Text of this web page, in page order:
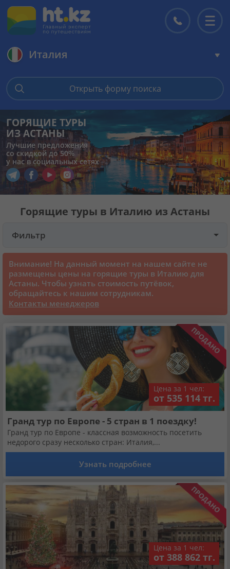
Горящие туры
Цены на туры
Страны
Туры
Круизы
Статьи
70070 отзывов наших туристов
Сертификаты
О нас
Для бизнеса
Контакты
Кабинет туриста
Валюта: KZT USD EUR
Язык: Русский Қазақша
Италия
Открыть форму поиска
ГОРЯЩИЕ ТУРЫ
ИЗ АСТАНЫ
Лучшие предложения
со скидкой до 50%
у нас в социальных сетях
Перейти в наш Telegram
Перейти в наш Facebook
Перейти в наш YouTube
Перейти в наш Instagram
Горящие туры в Италию из Астаны
Фильтр
Внимание! На данный момент на нашем сайте не
размещены цены на горящие туры в Италию для
Астаны. Чтобы узнать стоимость путёвок,
обращайтесь к нашим сотрудникам.
Контакты менеджеров
Цена за 1 чел:
от 535 114 тг.
Гранд тур по Европе - 5 стран в 1 поездку!
Гранд тур по Европе - классная возможность посетить
недорого сразу несколько стран: Италия,...
Узнать подробнее
Цена за 1 чел:
от 388 862 тг.